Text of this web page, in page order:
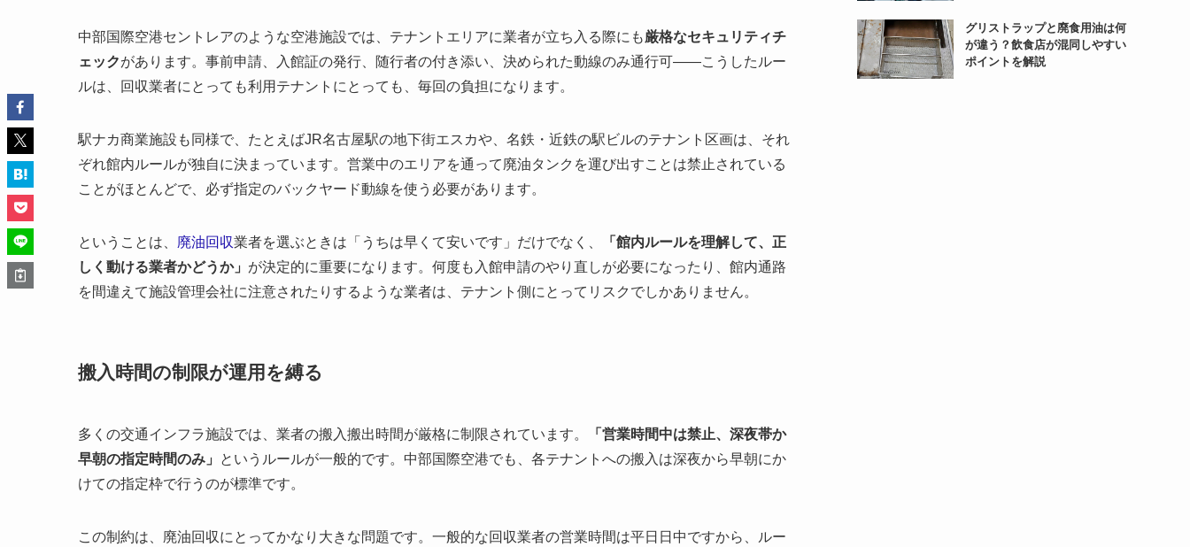
中部国際空港セントレアのような空港施設では、テナントエリアに業者が立ち入る際にも厳格なセキュリティチ
ェックがあります。事前申請、入館証の発行、随行者の付き添い、決められた動線のみ通行可——こうしたルー
ルは、回収業者にとっても利用テナントにとっても、毎回の負担になります。
駅ナカ商業施設も同様で、たとえばJR名古屋駅の地下街エスカや、名鉄・近鉄の駅ビルのテナント区画は、それ
ぞれ館内ルールが独自に決まっています。営業中のエリアを通って廃油タンクを運び出すことは禁止されている
ことがほとんどで、必ず指定のバックヤード動線を使う必要があります。
ということは、 廃油回収業者を選ぶときは「うちは早くて安いです」だけでなく、
「館内ルールを理解して、正
しく動ける業者かどうか」 が決定的に重要になります。何度も入館申請のやり直しが必要になったり、館内通路
を間違えて施設管理会社に注意されたりするような業者は、テナント側にとってリスクでしかありません。
搬入時間の制限が運用を縛る
多くの交通インフラ施設では、業者の搬入搬出時間が厳格に制限されています。
「営業時間中は禁止、深夜帯か
早朝の指定時間のみ」
というルールが一般的です。中部国際空港でも、各テナントへの搬入は深夜から早朝にか
けての指定枠で行うのが標準です。
この制約は、廃油回収にとってかなり大きな問題です。一般的な回収業者の営業時間は平日日中ですから、ルー
グリストラップと廃食用油は何
が違う？飲食店が混同しやすい
ポイントを解説